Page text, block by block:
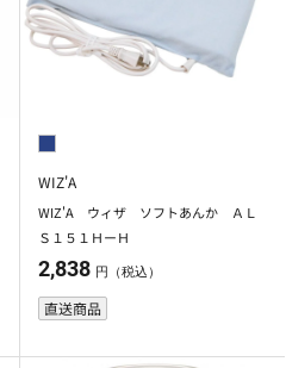
WIZ'A
WIZ'A ウィザ ソフトあんか ＡＬ
Ｓ１５１ＨーＨ
2,838 円（税込）
直送商品